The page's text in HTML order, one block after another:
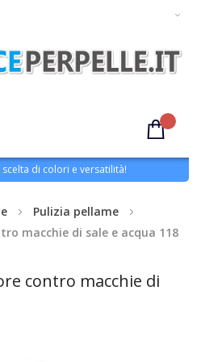
di colori e versatilità!
Pulizia pellame
macchie di sale e acqua 118
contro macchie di